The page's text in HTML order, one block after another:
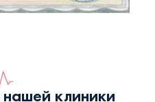
клиники